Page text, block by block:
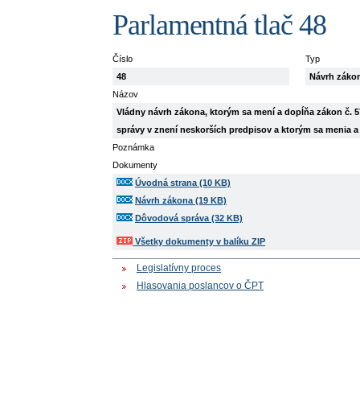
Parlamentná tlač 48
Číslo
48
Typ
Návrh
Názov
Vládny návrh zákona, ktorým sa mení a dopĺňa zákon č.
správy v znení neskorších predpisov a ktorým sa menia
Poznámka
Dokumenty
Úvodná strana (10 KB)
Návrh zákona (19 KB)
Dôvodová správa (32 KB)
Všetky dokumenty v balíku ZIP
Legislatívny proces
Hlasovania poslancov o ČPT